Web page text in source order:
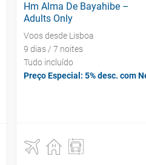
Hm Alma De Bayahibe –
Adults Only
Voos desde Lisboa
9 dias / 7 noites
Tudo incluído
Preço Especial: 5% desc. com